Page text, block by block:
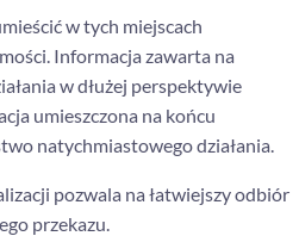
w tych miejscach
Informacja zawarta na
w dłużej perspektywie
umieszczona na końcu
natychmiastowego działania.
pozwala na łatwiejszy odbiór
przekazu.